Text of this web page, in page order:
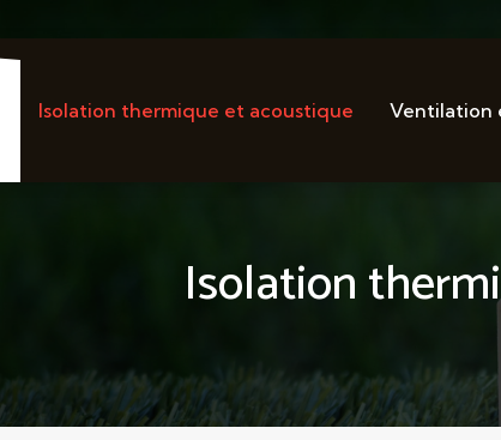
Isolation thermique et acoustique Ventilation
Isolation